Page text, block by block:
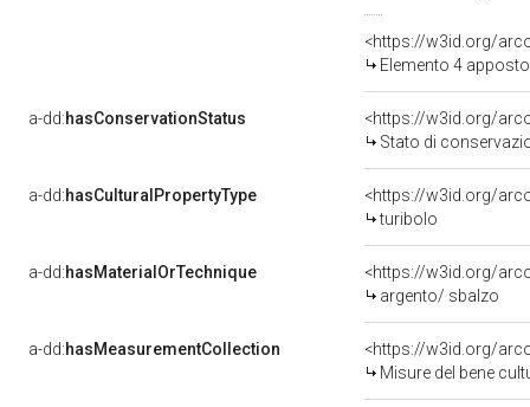
<https://w3id.org/
Elemento 4
a-dd:hasConservationStatus
<https://w3id.org/
Stato di
a-dd:hasCulturalPropertyType
<https://w3id.org/
turibolo
a-dd:hasMaterialOrTechnique
<https://w3id.org/
argento/ sbalzo
a-dd:hasMeasurementCollection
<https://w3id.org/
Misure del bene